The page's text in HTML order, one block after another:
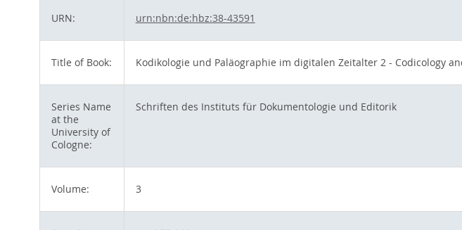
URN: urn:nbn:de:hbz:38-43591
Title of Book: Kodikologie und Paläographie im digitalen Zeitalter 2 - Codicology
Series Name
at the
University of
Cologne:
Schriften des Instituts für Dokumentologie und Editorik
Volume: 3